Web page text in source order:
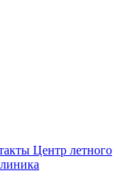
Центр летного